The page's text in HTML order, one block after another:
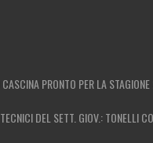
PRONTO PER LA
DEL SETT. GIOV.: TONELLI